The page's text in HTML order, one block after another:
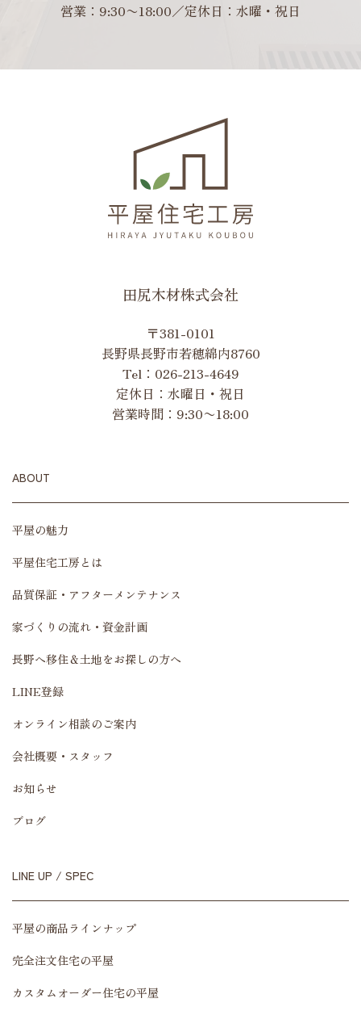
営業：9:30〜18:00／定休日：水曜・祝日
田尻木材株式会社
〒381-0101
長野県長野市若穂綿内8760
Tel： 026-213-4649
定休日：水曜日・祝日
営業時間：9:30〜18:00
ABOUT
平屋の魅力
平屋住宅工房とは
品質保証・アフターメンテナンス
家づくりの流れ・資金計画
長野へ移住＆土地をお探しの方へ
LINE登録
オンライン相談のご案内
会社概要・スタッフ
お知らせ
ブログ
LINE UP / SPEC
平屋の商品ラインナップ
完全注文住宅の平屋
カスタムオーダー住宅の平屋